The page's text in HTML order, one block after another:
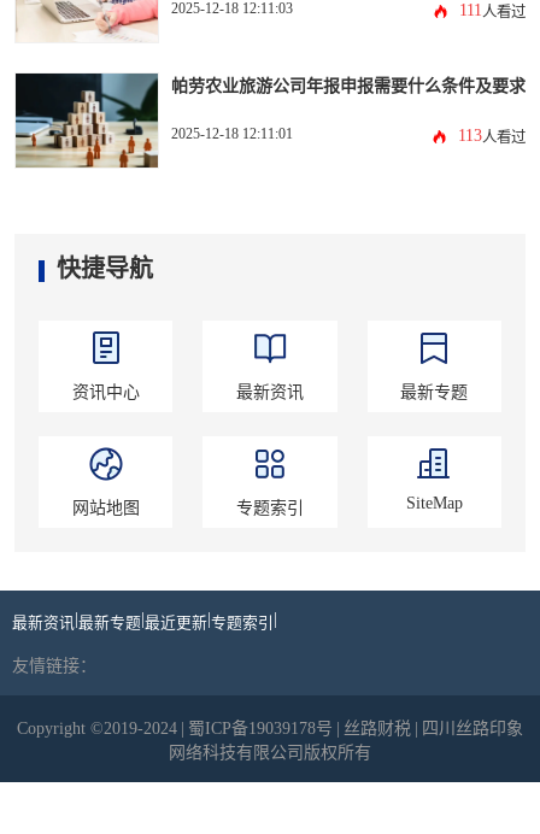
2025-12-18 12:11:03 111人看过
帕劳农业旅游公司年报申报需要什么条件及要求
2025-12-18 12:11:01 113人看过
快捷导航
资讯中心 最新资讯 最新专题
网站地图 专题索引 SiteMap
最新资讯 最新专题 最近更新 专题索引
友情链接：
Copyright ©2019-2024 蜀ICP备19039178号 丝路财税
四川丝路印象
网络科技有限公司版权所有